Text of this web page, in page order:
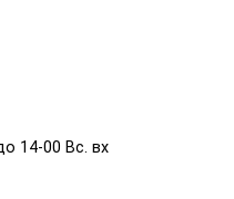
14-00 Вс. вх